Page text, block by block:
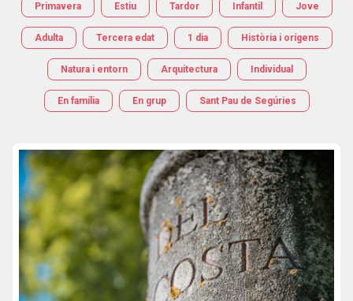
Primavera Estiu Tardor Infantil Jove
Adulta Tercera edat 1 dia Història i orígens
Natura i entorn Arquitectura Individual
En família En grup Sant Pau de Segúries